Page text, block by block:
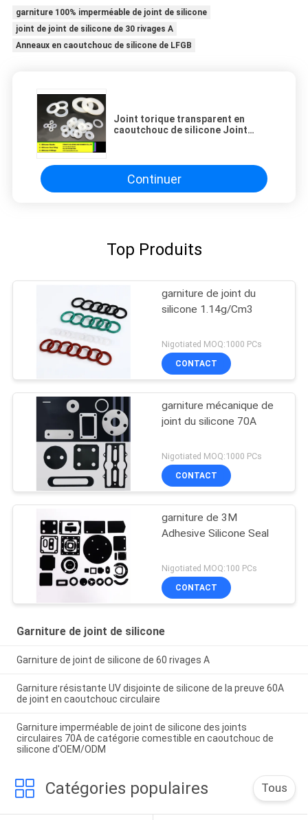
garniture 100% imperméable de joint de silicone
joint de joint de silicone de 30 rivages A
Anneaux en caoutchouc de silicone de LFGB
Joint torique transparent en
caoutchouc de silicone Joint
alimentaire
Continuer
Top Produits
garniture de joint du
silicone 1.14g/Cm3
Nigotiated MOQ:1000 PCs
CONTACT
garniture mécanique de
joint du silicone 70A
Nigotiated MOQ:1000 PCs
CONTACT
garniture de 3M
Adhesive Silicone Seal
Nigotiated MOQ:100 PCs
CONTACT
Garniture de joint de silicone
Garniture de joint de silicone de 60 rivages A
Garniture résistante UV disjointe de silicone de la preuve 60A
de joint en caoutchouc circulaire
Garniture imperméable de joint de silicone des joints
circulaires 70A de catégorie comestible en caoutchouc de
silicone d'OEM/ODM
Catégories populaires Tous